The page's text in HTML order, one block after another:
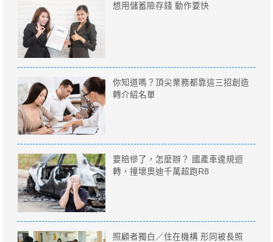
想用儲蓄險存錢 動作要快
你知道嗎？頂尖業務都靠這三招創造
轉介紹名單
要賠慘了，怎麼辦？ 國產車違規迴
轉，撞壞奧迪千萬超跑R8
照顧者獨白／住在機構 形同被長照